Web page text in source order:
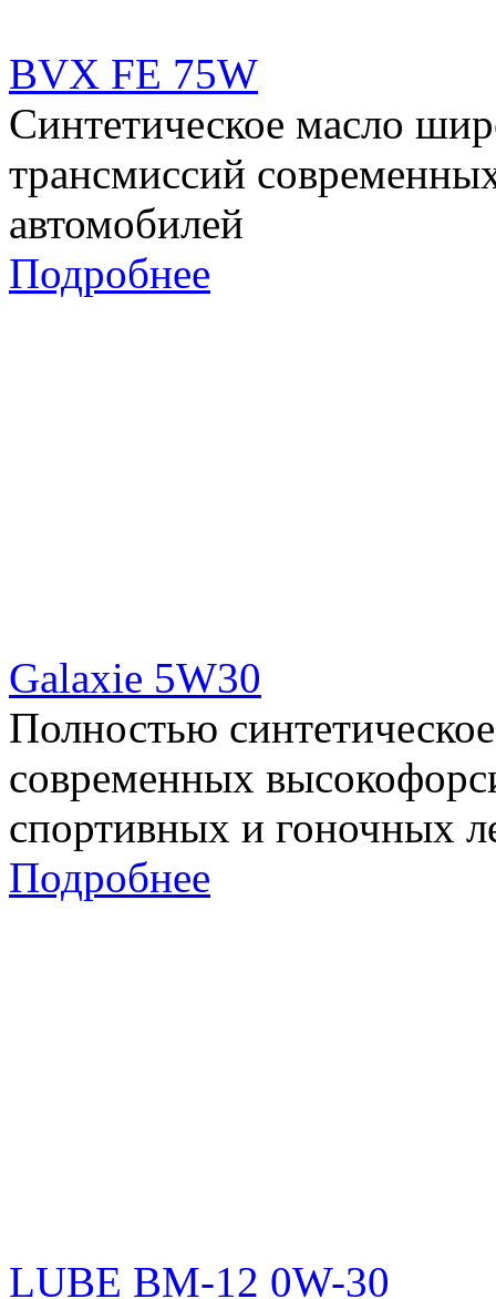
BVX FE 75W
Cинтетическое масло
трансмиссий
автомобилей
Подробнее
Galaxie 5W30
Полностью
современных
спортивных и гоночных
Подробнее
LUBE BM-12 0W-30